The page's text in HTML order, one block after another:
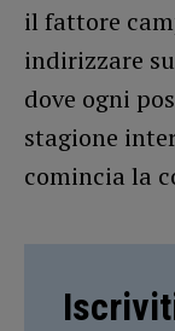
il fattore
indirizzare
dove ogni
stagione
comincia la